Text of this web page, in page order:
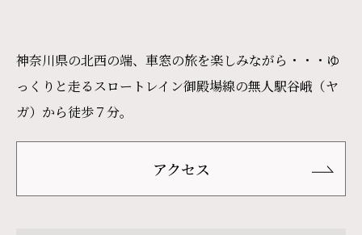
神奈川県の北西の端、車窓の旅を楽しみながら・・・ゆ
っくりと走るスロートレイン御殿場線の無人駅谷峨（ヤ
ガ）から徒歩７分。
アクセス